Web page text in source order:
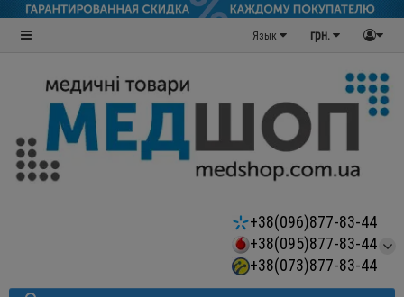
грн.
Язык
+38(096)877-83-44
+38(095)877-83-44
+38(073)877-83-44